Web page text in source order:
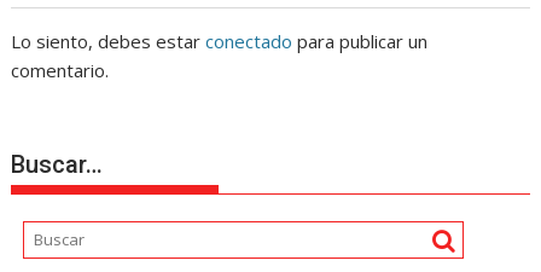
Lo siento, debes estarconectado para publicar un
comentario.
Buscar…